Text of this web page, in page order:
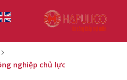
nghiệp chủ lực